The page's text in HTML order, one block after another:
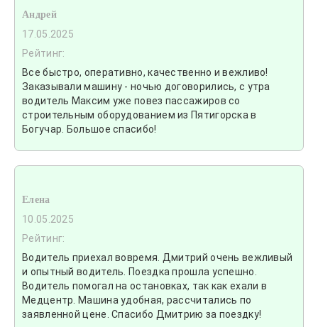
Андрей
17.05.2025
Рейтинг:
Все быстро, оперативно, качественно и вежливо!
Заказывали машину - ночью договорились, с утра
водитель Максим уже повез пассажиров со
строительным оборудованием из Пятигорска в
Богучар. Большое спасибо!
Елена
10.05.2025
Рейтинг:
Водитель приехал вовремя. Дмитрий очень вежливый
и опытный водитель. Поездка прошла успешно.
Водитель помогал на остановках, так как ехали в
Медцентр. Машина удобная, рассчитались по
заявленной цене. Спасибо Дмитрию за поездку!